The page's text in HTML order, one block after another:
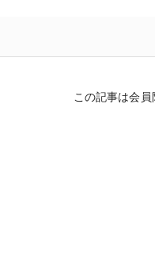
この記事は会